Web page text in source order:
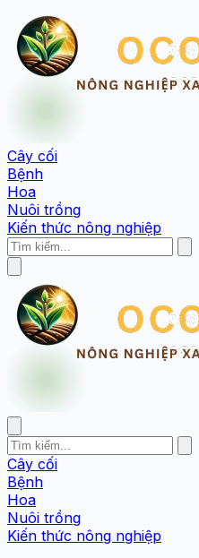
Cây cối
Bệnh
Hoa
Nuôi trồng
Kiến thức nông nghiệp
Cây cối
Bệnh
Hoa
Nuôi trồng
Kiến thức nông nghiệp